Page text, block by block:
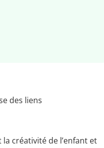
des liens
créativité de l’enfant et